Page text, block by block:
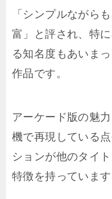
「シンプルながら
富」と評され、特
る知名度もあいま
作品です。
アーケード版の魅
機で再現している
ションが他のタイ
特徴を持っています